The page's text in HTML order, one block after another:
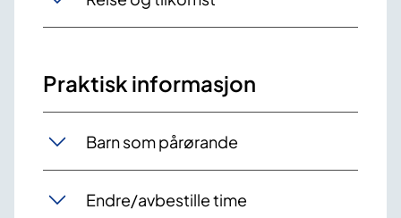
Praktisk informasjon
Barn som pårørande
​Endre/avbestille time